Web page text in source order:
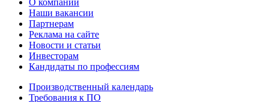
Наши вакансии
Партнерам
Реклама на сайте
Новости и статьи
Инвесторам
Кандидаты по профессиям
Производственный календарь
Требования к ПО